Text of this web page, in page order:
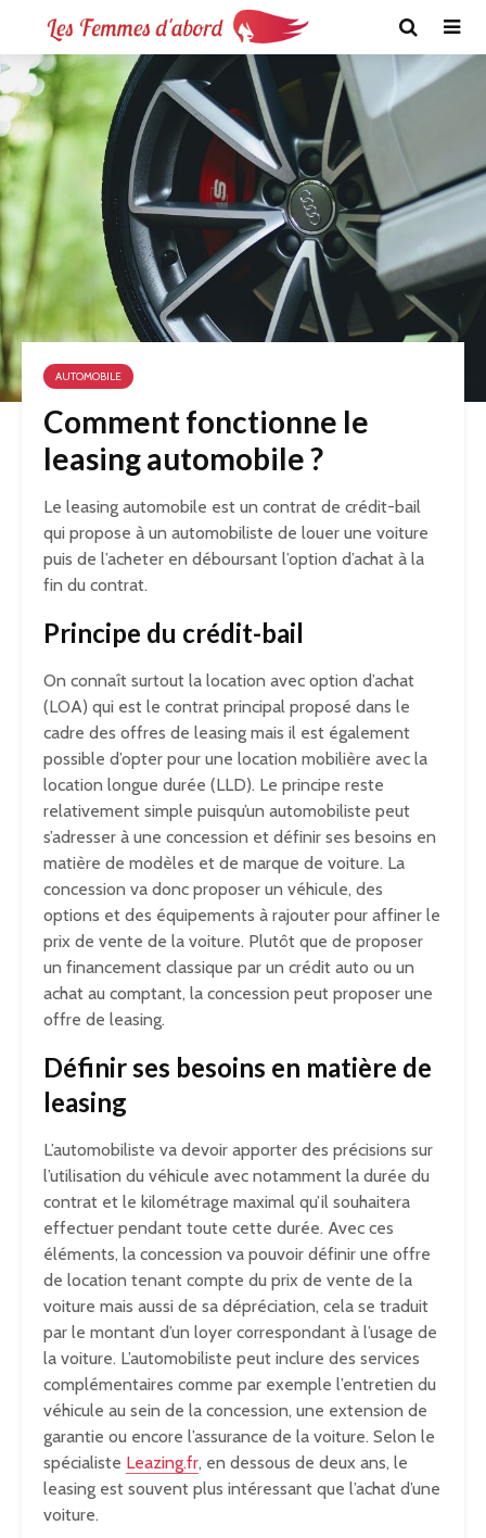
AUTOMOBILE
Comment fonctionne le
leasing automobile ?
Le leasing automobile est un contrat de crédit-bail
qui propose à un automobiliste de louer une voiture
puis de l’acheter en déboursant l’option d’achat à la
fin du contrat.
Principe du crédit-bail
On connaît surtout la location avec option d’achat
(LOA) qui est le contrat principal proposé dans le
cadre des offres de leasing mais il est également
possible d’opter pour une location mobilière avec la
location longue durée (LLD). Le principe reste
relativement simple puisqu’un automobiliste peut
s’adresser à une concession et définir ses besoins en
matière de modèles et de marque de voiture. La
concession va donc proposer un véhicule, des
options et des équipements à rajouter pour affiner le
prix de vente de la voiture. Plutôt que de proposer
un financement classique par un crédit auto ou un
achat au comptant, la concession peut proposer une
offre de leasing.
Définir ses besoins en matière de
leasing
L’automobiliste va devoir apporter des précisions sur
l’utilisation du véhicule avec notamment la durée du
contrat et le kilométrage maximal qu’il souhaitera
effectuer pendant toute cette durée. Avec ces
éléments, la concession va pouvoir définir une offre
de location tenant compte du prix de vente de la
voiture mais aussi de sa dépréciation, cela se traduit
par le montant d’un loyer correspondant à l’usage de
la voiture. L’automobiliste peut inclure des services
complémentaires comme par exemple l’entretien du
véhicule au sein de la concession, une extension de
garantie ou encore l’assurance de la voiture. Selon le
spécialiste Leazing.fr, en dessous de deux ans, le
leasing est souvent plus intéressant que l’achat d’une
voiture.